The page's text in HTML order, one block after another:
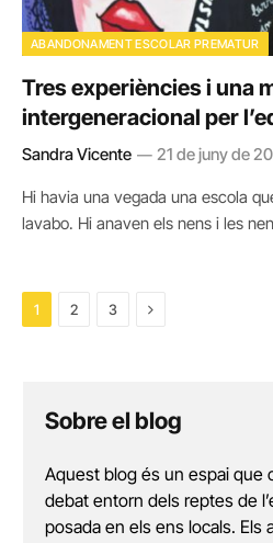
ABANDONAMENT ESCOLAR PREMATUR
Tres experiències i una
intergeneracional per
Sandra Vicente 21 de juny de
Hi havia una vegada una escola
lavabo. Hi anaven els nens i les
1 2 3 Next
Sobre el blog
Aquest blog és un espai que
debat entorn dels reptes de
posada en els ens locals. Els